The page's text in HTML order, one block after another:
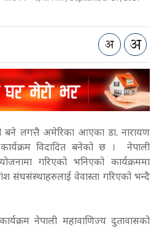
बने लगत्तै अमेरिका आएका डा. नारायण
विदादित बनेको छ । नेपाली
गरिएको भनिएको कार्यक्रममा
संघसंस्थाहरुलाई वेवास्ता गरिएको भन्दै
नेपाली महावाणिज्य दुतावासको